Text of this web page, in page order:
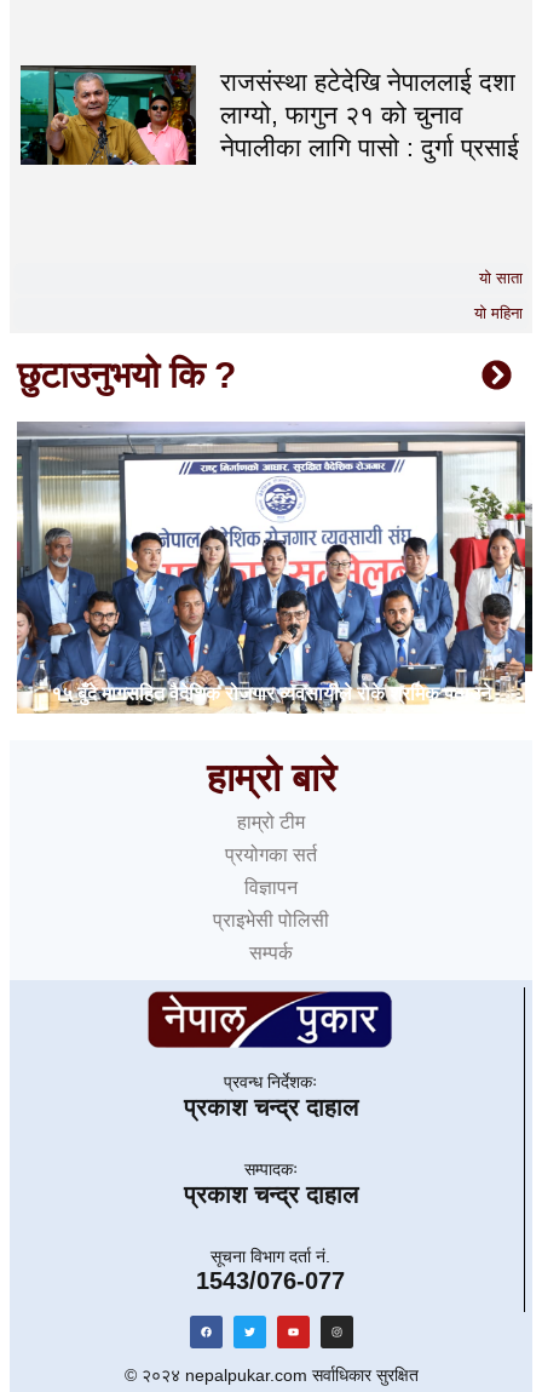
यो साता
यो महिना
राजसंस्था हटेदेखि नेपाललाई दशा
लाग्यो, फागुन २१ को चुनाव
नेपालीका लागि पासो : दुर्गा प्रसाई
छुटाउनुभयो कि ?
१५ बुँदे मागसहित वैदेशिक रोजगार व्यवसायीले रोके श्रमिक पठाउने
काम
हाम्रो बारे
हाम्रो टीम
प्रयोगका सर्त
विज्ञापन
प्राइभेसी पोलिसी
सम्पर्क
प्रवन्ध निर्देशकः
प्रकाश चन्द्र दाहाल
सम्पादकः
प्रकाश चन्द्र दाहाल
सूचना विभाग दर्ता नं.
1543/076-077
© २०२४ nepalpukar.com सर्वाधिकार सुरक्षित